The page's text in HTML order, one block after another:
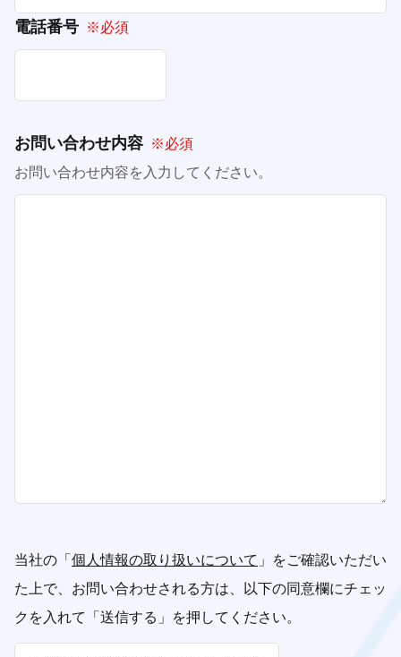
電話番号 ※必須
お問い合わせ内容 ※必須
お問い合わせ内容を入力してください。
当社の「 個人情報の取り扱いについて 」をご確認いただい
た上で、お問い合わせされる方は、以下の同意欄にチェッ
クを入れて「送信する」を押してください。